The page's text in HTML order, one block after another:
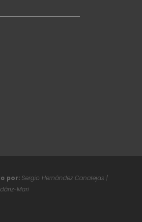
por: Sergio Hernández Canalejas |
Mari